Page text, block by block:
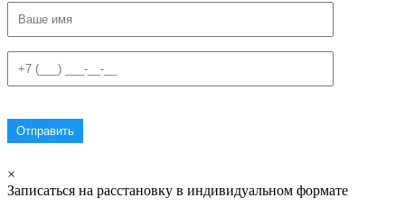
×
Записаться на расстановку в индивидуальном формате